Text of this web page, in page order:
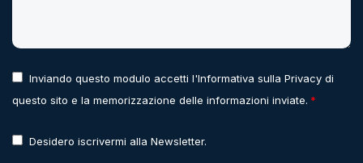
Inviando questo modulo accetti l'Informativa sulla Privacy di
questo sito e la memorizzazione delle informazioni inviate.
Desidero iscrivermi alla Newsletter.